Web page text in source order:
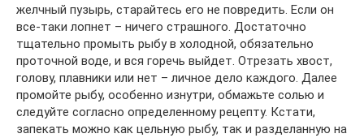
желчный пузырь, старайтесь его не повредить. Если он
все-таки лопнет – ничего страшного. Достаточно
тщательно промыть рыбу в холодной, обязательно
проточной воде, и вся горечь выйдет. Отрезать хвост,
голову, плавники или нет – личное дело каждого. Далее
промойте рыбу, особенно изнутри, обмажьте солью и
следуйте согласно определенному рецепту. Кстати,
запекать можно как цельную рыбу, так и разделанную на